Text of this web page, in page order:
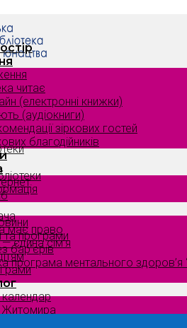
має право
єдина сім’я
Житомира
читає
(електронні книжки)
(аудіокниги)
зіркових гостей
благодійників
та програми
бар’єрів
програма ментального здоров’я